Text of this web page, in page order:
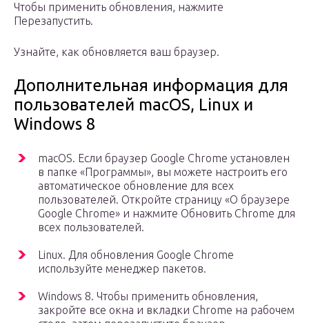
Чтобы применить обновления, нажмите
Перезапустить.
Узнайте, как обновляется ваш браузер.
Дополнительная информация для
пользователей macOS, Linux и
Windows 8
macOS. Если браузер Google Chrome установлен
в папке «Программы», вы можете настроить его
автоматическое обновление для всех
пользователей. Откройте страницу «О браузере
Google Chrome» и нажмите Обновить Chrome для
всех пользователей.
Linux. Для обновления Google Chrome
используйте менеджер пакетов.
Windows 8. Чтобы применить обновления,
закройте все окна и вкладки Chrome на рабочем